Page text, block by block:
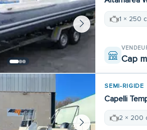
1 × 250
Cap
SEMI-RIGIDE
Capelli
2 × 200